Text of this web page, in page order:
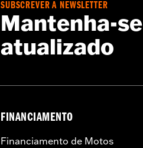
SUBSCREVER A NEWSLETTER
Mantenha-se
atualizado
FINANCIAMENTO
Financiamento de Motos